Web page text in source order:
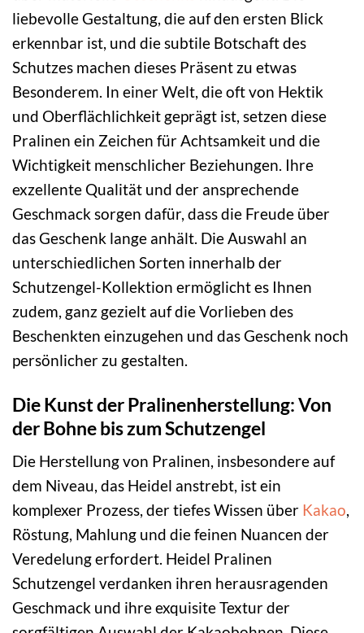
liebevolle Gestaltung, die auf den ersten Blick
erkennbar ist, und die subtile Botschaft des
Schutzes machen dieses Präsent zu etwas
Besonderem. In einer Welt, die oft von Hektik
und Oberflächlichkeit geprägt ist, setzen diese
Pralinen ein Zeichen für Achtsamkeit und die
Wichtigkeit menschlicher Beziehungen. Ihre
exzellente Qualität und der ansprechende
Geschmack sorgen dafür, dass die Freude über
das Geschenk lange anhält. Die Auswahl an
unterschiedlichen Sorten innerhalb der
Schutzengel-Kollektion ermöglicht es Ihnen
zudem, ganz gezielt auf die Vorlieben des
Beschenkten einzugehen und das Geschenk noch
persönlicher zu gestalten.
Die Kunst der Pralinenherstellung: Von
der Bohne bis zum Schutzengel
Die Herstellung von Pralinen, insbesondere auf
dem Niveau, das Heidel anstrebt, ist ein
komplexer Prozess, der tiefes Wissen über Kakao,
Röstung, Mahlung und die feinen Nuancen der
Veredelung erfordert. Heidel Pralinen
Schutzengel verdanken ihren herausragenden
Geschmack und ihre exquisite Textur der